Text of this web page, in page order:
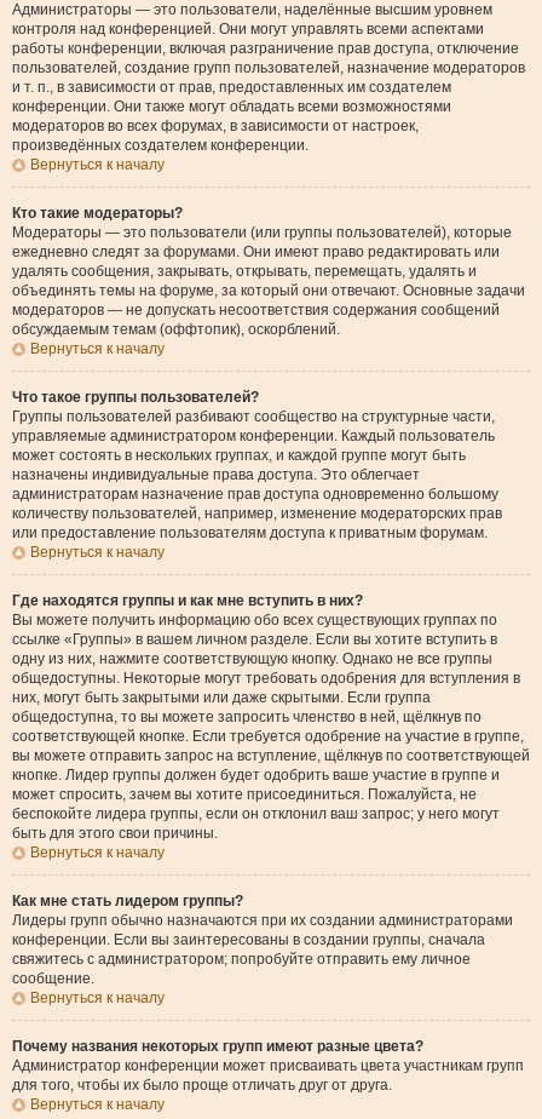
Администраторы — это пользователи, наделённые высшим уровнем
контроля над конференцией. Они могут управлять всеми аспектами
работы конференции, включая разграничение прав доступа, отключение
пользователей, создание групп пользователей, назначение модераторов
и т. п., в зависимости от прав, предоставленных им создателем
конференции. Они также могут обладать всеми возможностями
модераторов во всех форумах, в зависимости от настроек,
произведённых создателем конференции.
Вернуться к началу
Кто такие модераторы?
Модераторы — это пользователи (или группы пользователей), которые
ежедневно следят за форумами. Они имеют право редактировать или
удалять сообщения, закрывать, открывать, перемещать, удалять и
объединять темы на форуме, за который они отвечают. Основные задачи
модераторов — не допускать несоответствия содержания сообщений
обсуждаемым темам (оффтопик), оскорблений.
Вернуться к началу
Что такое группы пользователей?
Группы пользователей разбивают сообщество на структурные части,
управляемые администратором конференции. Каждый пользователь
может состоять в нескольких группах, и каждой группе могут быть
назначены индивидуальные права доступа. Это облегчает
администраторам назначение прав доступа одновременно большому
количеству пользователей, например, изменение модераторских прав
или предоставление пользователям доступа к приватным форумам.
Вернуться к началу
Где находятся группы и как мне вступить в них?
Вы можете получить информацию обо всех существующих группах по
ссылке «Группы» в вашем личном разделе. Если вы хотите вступить в
одну из них, нажмите соответствующую кнопку. Однако не все группы
общедоступны. Некоторые могут требовать одобрения для вступления в
них, могут быть закрытыми или даже скрытыми. Если группа
общедоступна, то вы можете запросить членство в ней, щёлкнув по
соответствующей кнопке. Если требуется одобрение на участие в группе,
вы можете отправить запрос на вступление, щёлкнув по соответствующей
кнопке. Лидер группы должен будет одобрить ваше участие в группе и
может спросить, зачем вы хотите присоединиться. Пожалуйста, не
беспокойте лидера группы, если он отклонил ваш запрос; у него могут
быть для этого свои причины.
Вернуться к началу
Как мне стать лидером группы?
Лидеры групп обычно назначаются при их создании администраторами
конференции. Если вы заинтересованы в создании группы, сначала
свяжитесь с администратором; попробуйте отправить ему личное
сообщение.
Вернуться к началу
Почему названия некоторых групп имеют разные цвета?
Администратор конференции может присваивать цвета участникам групп
для того, чтобы их было проще отличать друг от друга.
Вернуться к началу